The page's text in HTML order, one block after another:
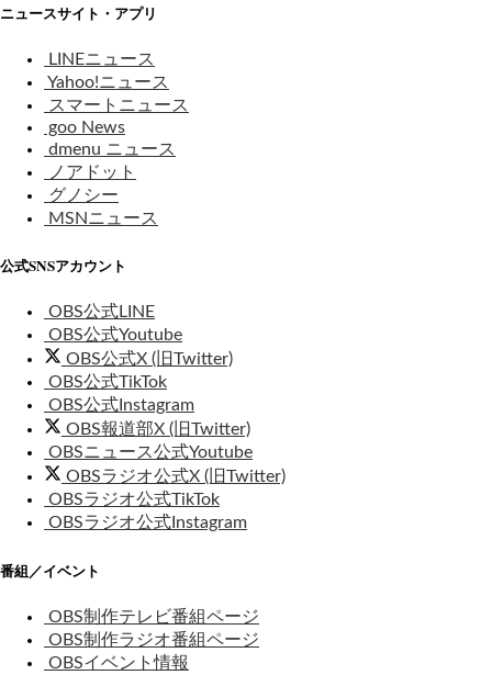
ニュースサイト・アプリ
LINEニュース
Yahoo!ニュース
スマートニュース
goo News
dmenu ニュース
ノアドット
グノシー
MSNニュース
公式SNSアカウント
OBS公式LINE
OBS公式Youtube
OBS公式X (旧Twitter)
OBS公式TikTok
OBS公式Instagram
OBS報道部X (旧Twitter)
OBSニュース公式Youtube
OBSラジオ公式X (旧Twitter)
OBSラジオ公式TikTok
OBSラジオ公式Instagram
番組／イベント
OBS制作テレビ番組ページ
OBS制作ラジオ番組ページ
OBSイベント情報